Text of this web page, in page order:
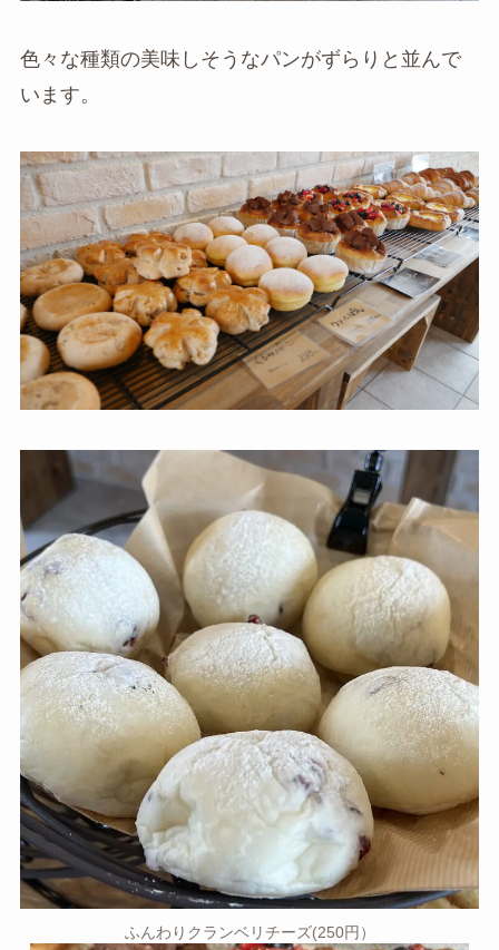
色々な種類の美味しそうなパンがずらりと並んで
います。
ふんわりクランベリチーズ(250円）